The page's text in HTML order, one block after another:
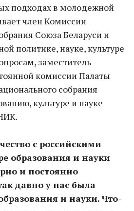
подходах в молодежной
член Комиссии
Союза Беларуси и
политике, науке, культуре
заместитель
комиссии Палаты
собрания
культуре и науке
с российскими
образования и науки
и постоянно
давно у нас была
и науки. Что-